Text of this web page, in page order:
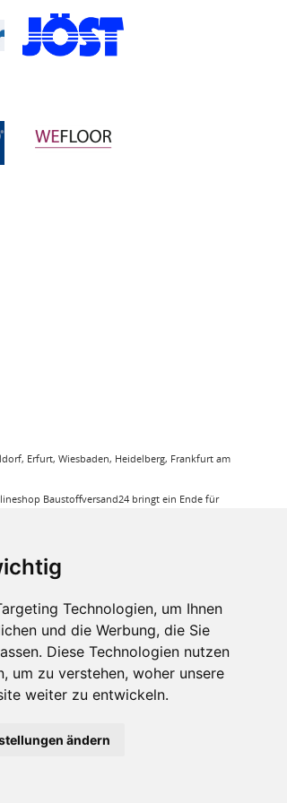
Technologien, um Ihnen
und die Werbung, die Sie
Diese Technologien nutzen
um zu verstehen, woher unsere
weiter zu entwickeln.
ändern
Erfurt, Wiesbaden, Heidelberg, Frankfurt am
Baustoffversand24 bringt ein Ende für
online und wir liefern die jeweiligen Produkte
den Triefpreis, Sie können sicher sein
wie GUNREBEN Parkett, JOKA
haben wir ebenso in unserem Sortiment
Massivholzdielen in Einsatz kommt. Mit den